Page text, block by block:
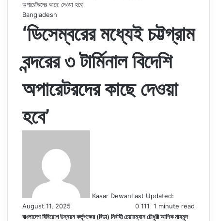
অপারেটরদের কাছে দেওয়া হবে’
Bangladesh
‘ডিসেম্বরের মধ্যেই চট্টগ্রাম
বন্দরের ৩ টার্মিনাল বিদেশি
অপারেটরদের কাছে দেওয়া
হবে’
Kasar DewanLast Updated:
August 11, 2025
0 111 1 minute read
বাংলাদেশ বিনিয়োগ উন্নয়ন কর্তৃপক্ষের (বিডা) নির্বাহী চেয়ারম্যান চৌধুরী আশিক মাহমুদ